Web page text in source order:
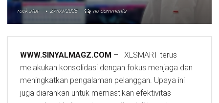
rock star 27/09/2025 no comments
WWW.SINYALMAGZ.COM – XLSMART terus
melakukan konsolidasi dengan fokus menjaga dan
meningkatkan pengalaman pelanggan. Upaya ini
juga diarahkan untuk memastikan efektivitas